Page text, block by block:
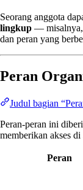
Seorang anggota
lingkup — misalnya,
dan peran yang
Peran
Judul bagian
Peran-peran ini
memberikan akses
Peran